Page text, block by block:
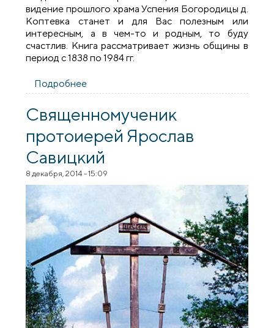
видение прошлого храма Успения Богородицы д.
Коптевка станет и для Вас полезным или
интересным, а в чем-то и родным, то буду
счастлив. Книга рассматривает жизнь общины в
период с 1838 по 1984 гг.
Подробнее
«КОПТЕВКА ПРАВОСЛАВНАЯ»
Священномученик
протоиерей Ярослав
Савицкий
8 декабря, 2014 - 15:09